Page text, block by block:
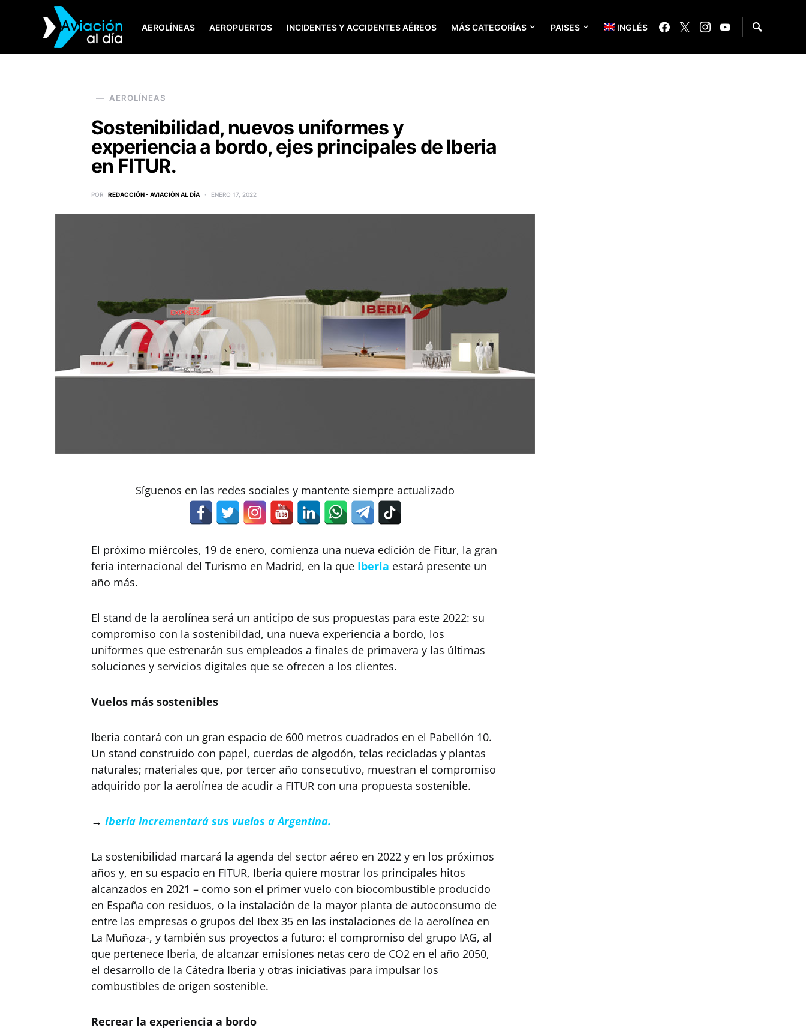
AEROLÍNEAS AEROPUERTOS INCIDENTES Y ACCIDENTES AÉREOS MÁS CATEGORÍAS PAISES INGLÉS
SEARCH FOR:
AEROLÍNEAS
Sostenibilidad, nuevos uniformes y
experiencia a bordo, ejes principales de Iberia
en FITUR.
POR REDACCIÓN - AVIACIÓN AL DÍA ENERO 17, 2022
Síguenos en las redes sociales y mantente siempre actualizado
El próximo miércoles, 19 de enero, comienza una nueva edición de Fitur, la gran
feria internacional del Turismo en Madrid, en la que Iberia estará presente un
año más.
El stand de la aerolínea será un anticipo de sus propuestas para este 2022: su
compromiso con la sostenibildad, una nueva experiencia a bordo, los
uniformes que estrenarán sus empleados a finales de primavera y las últimas
soluciones y servicios digitales que se ofrecen a los clientes.
Vuelos más sostenibles
Iberia contará con un gran espacio de 600 metros cuadrados en el Pabellón 10.
Un stand construido con papel, cuerdas de algodón, telas recicladas y plantas
naturales; materiales que, por tercer año consecutivo, muestran el compromiso
adquirido por la aerolínea de acudir a FITUR con una propuesta sostenible.
→ Iberia incrementará sus vuelos a Argentina.
La sostenibilidad marcará la agenda del sector aéreo en 2022 y en los próximos
años y, en su espacio en FITUR, Iberia quiere mostrar los principales hitos
alcanzados en 2021 – como son el primer vuelo con biocombustible producido
en España con residuos, o la instalación de la mayor planta de autoconsumo de
entre las empresas o grupos del Ibex 35 en las instalaciones de la aerolínea en
La Muñoza-, y también sus proyectos a futuro: el compromiso del grupo IAG, al
que pertenece Iberia, de alcanzar emisiones netas cero de CO2 en el año 2050,
el desarrollo de la Cátedra Iberia y otras iniciativas para impulsar los
combustibles de origen sostenible.
Recrear la experiencia a bordo